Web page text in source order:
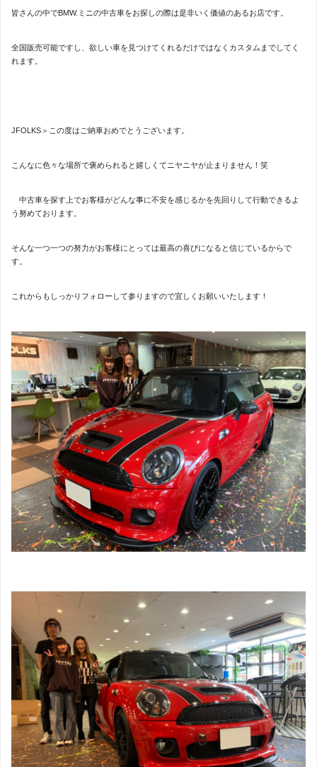
皆さんの中でBMW.ミニの中古車をお探しの際は是非いく価値のあるお店です。
全国販売可能ですし、欲しい車を見つけてくれるだけではなくカスタムまでしてく
れます。
JFOLKS＞この度はご納車おめでとうございます。
こんなに色々な場所で褒められると嬉しくてニヤニヤが止まりません！笑
中古車を探す上でお客様がどんな事に不安を感じるかを先回りして行動できるよ
う努めております。
そんな一つ一つの努力がお客様にとっては最高の喜びになると信じているからで
す。
これからもしっかりフォローして参りますので宜しくお願いいたします！